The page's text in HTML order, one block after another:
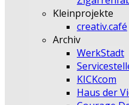
Kleinprojekte
creativ.café
Archiv
WerkStadt
KICKcom
Haus der